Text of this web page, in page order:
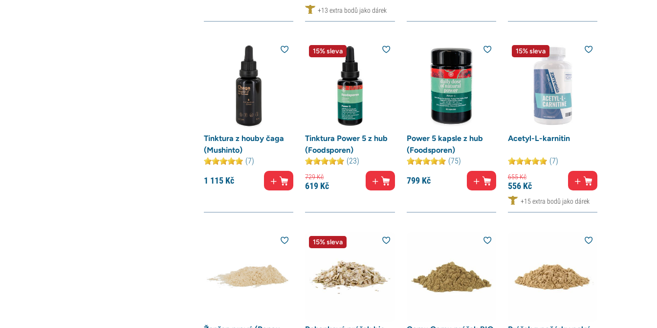
+13 extra bodů jako dárek
Tinktura z houby čaga
(Mushinto)
(7)
1 115 Kč
15% sleva
Tinktura Power 5 z hub
(Foodsporen)
(23)
729Kč
619 Kč
Power 5 kapsle z hub
(Foodsporen)
(75)
799Kč
15% sleva
Acetyl-L-karnitin
(7)
655Kč
556Kč
+15 extra bodů jako dárek
15% sleva